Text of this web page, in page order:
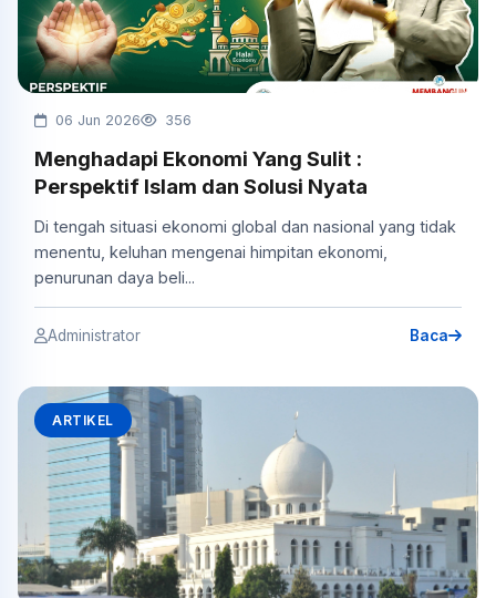
06 Jun 2026 356
Menghadapi Ekonomi Yang Sulit :
Perspektif Islam dan Solusi Nyata
Di tengah situasi ekonomi global dan nasional yang tidak
menentu, keluhan mengenai himpitan ekonomi,
penurunan daya beli...
Administrator Baca
ARTIKEL